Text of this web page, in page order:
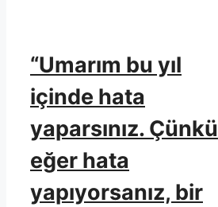
“Umarım bu yıl
içinde hata
yaparsınız. Çünkü
eğer hata
yapıyorsanız, bir